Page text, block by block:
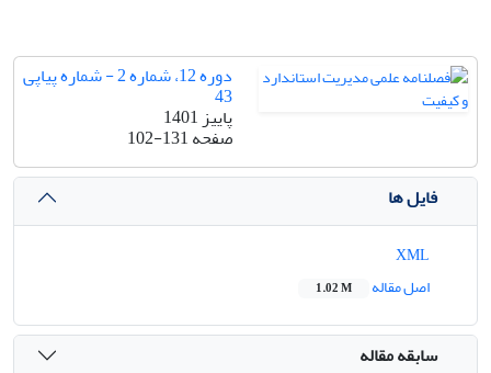
دوره 12، شماره 2 - شماره پیاپی
43
پاییز 1401
صفحه102-131
فایل ها
اصل مقاله
1.02 M
سابقه مقاله